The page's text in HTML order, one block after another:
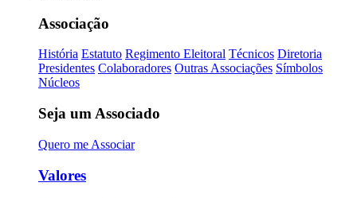
Associação
História Estatuto Regimento Eleitoral Técnicos Diretoria
Presidentes Colaboradores Outras Associações Símbolos
Núcleos
Seja um Associado
Quero me Associar
Valores